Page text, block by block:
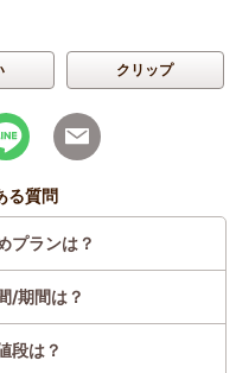
クリップ
る質問
プランは？
/期間は？
段は？